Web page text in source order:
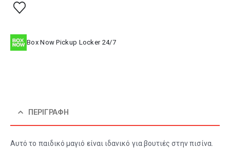
Box Now Pickup Locker 24/7
ΠΕΡΙΓΡΑΦΉ
Αυτό το παιδικό μαγιό είναι ιδανικό για βουτιές στην πισίνα.